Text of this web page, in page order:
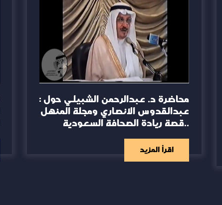
محاضرة د. عبدالرحمن الشبيلي حول :
عبدالقدوس الانصاري ومجلة المنهل
..قصة ريادة الصحافة السعودية
اقرأ المزيد